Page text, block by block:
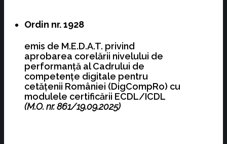
Ordin nr. 1928
emis de M.E.D.A.T. privind
aprobarea corelării nivelului de
performanţă al Cadrului de
competenţe digitale pentru
cetăţenii României (DigCompRo) cu
modulele certificării ECDL/ICDL
(M.O. nr. 861/19.09.2025)